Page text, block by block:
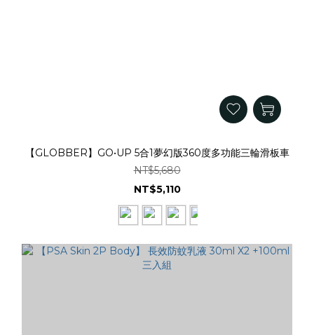
【GLOBBER】GO•UP 5合1夢幻版360度多功能三輪滑板車
NT$5,680
NT$5,110